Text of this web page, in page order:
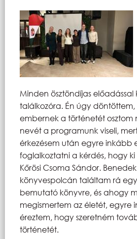
Minden ösztöndíjas előadással
találkozóra. Én úgy
embernek a történetét osztom
nevét a programunk viseli,
érkezésem után egyre inkább
foglalkoztatni a kérdés, hogy
Kőrösi Csoma Sándor. Benedek
könyvespolcán találtam rá
bemutató könyvre, és ahogy
megismertem az életét, egyre
éreztem, hogy szeretném
történetét.